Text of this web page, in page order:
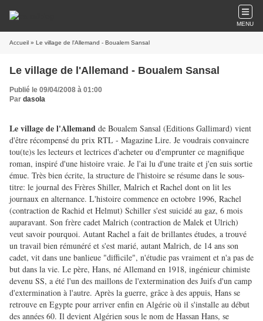
MENU
Accueil » Le village de l'Allemand - Boualem Sansal
Le village de l'Allemand - Boualem Sansal
Publié le 09/04/2008 à 01:00
Par dasola
Le village de l'Allemand de Boualem Sansal (Editions Gallimard) vient
d'être récompensé du prix RTL - Magazine Lire. Je voudrais convaincre
tou(te)s les lecteurs et lectrices d'acheter ou d'emprunter ce magnifique
roman, inspiré d'une histoire vraie. Je l'ai lu d'une traite et j'en suis sortie
émue. Très bien écrite, la structure de l'histoire se résume dans le sous-
titre: le journal des Frères Shiller, Malrich et Rachel dont on lit les
journaux en alternance. L'histoire commence en octobre 1996, Rachel
(contraction de Rachid et Helmut) Schiller s'est suicidé au gaz, 6 mois
auparavant. Son frère cadet Malrich (contraction de Malek et Ulrich)
veut savoir pourquoi. Autant Rachel a fait de brillantes études, a trouvé
un travail bien rémunéré et s'est marié, autant Malrich, de 14 ans son
cadet, vit dans une banlieue "difficile", n'étudie pas vraiment et n'a pas de
but dans la vie. Le père, Hans, né Allemand en 1918, ingénieur chimiste
devenu SS, a été l'un des maillons de l'extermination des Juifs d'un camp
d'extermination à l'autre. Après la guerre, grâce à des appuis, Hans se
retrouve en Egypte pour arriver enfin en Algérie où il s'installe au début
des années 60. Il devient Algérien sous le nom de Hassan Hans, se